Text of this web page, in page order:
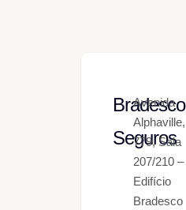
Bradesco
Seguros
Avenida
Alphaville,
779, Sala
207/210 –
Edifício
Bradesco